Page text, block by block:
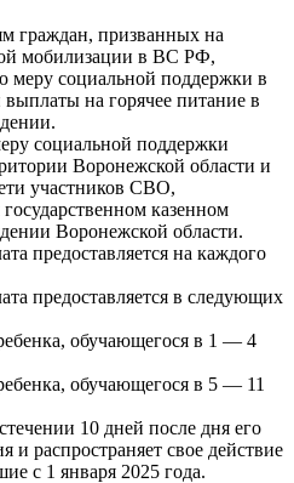
граждан, призванных на
мобилизации в ВС РФ,
меру социальной поддержки в
на горячее питание в
социальной поддержки
Воронежской области и
участников СВО,
казенном
Воронежской области.
предоставляется на каждого
предоставляется в следующих
обучающегося в 1 — 4
обучающегося в 5 — 11
10 дней после дня его
и распространяет свое действие
с 1 января 2025 года.